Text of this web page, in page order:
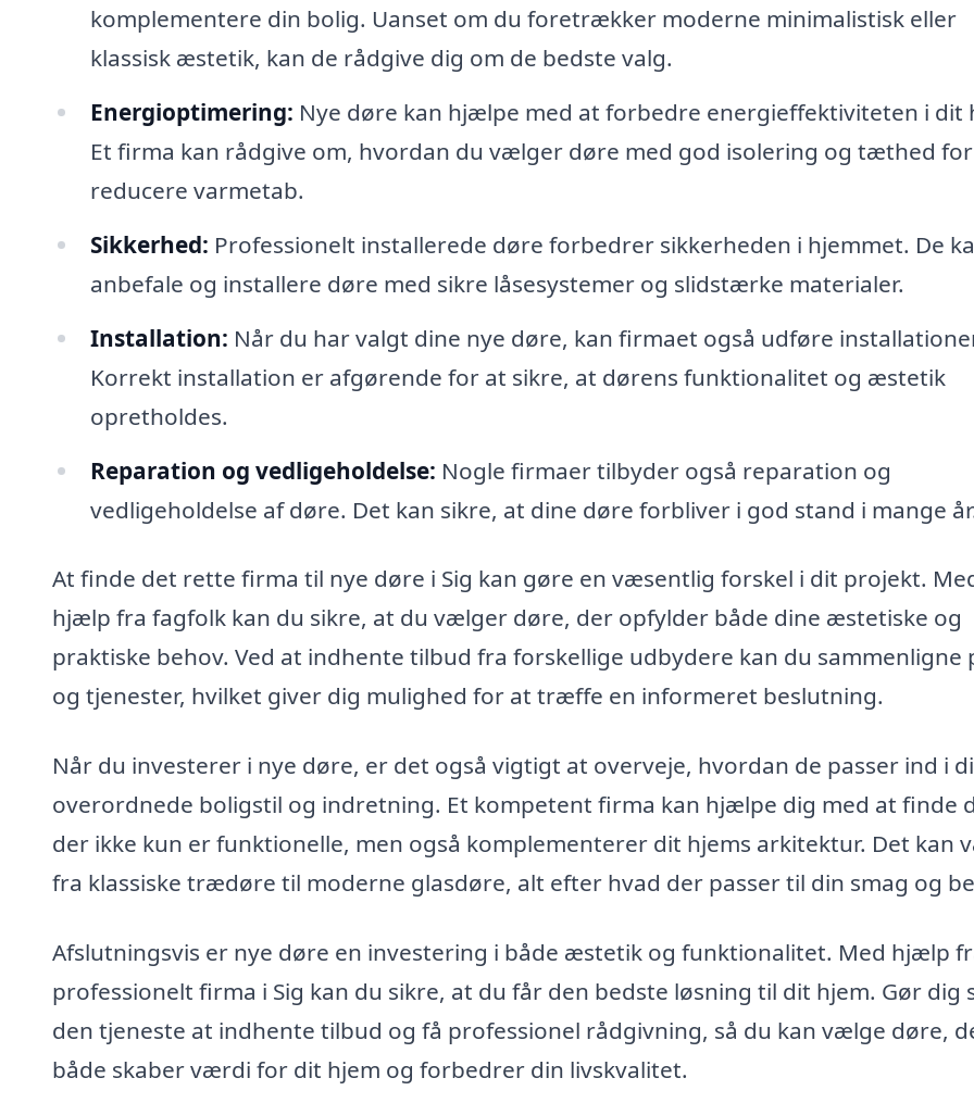
komplementere din bolig. Uanset om du foretrækker moderne minimalistisk eller
klassisk æstetik, kan de rådgive dig om de bedste valg.
Energioptimering: Nye døre kan hjælpe med at forbedre energieffektiviteten i dit
Et firma kan rådgive om, hvordan du vælger døre med god isolering og tæthed
reducere varmetab.
Sikkerhed: Professionelt installerede døre forbedrer sikkerheden i hjemmet. De
anbefale og installere døre med sikre låsesystemer og slidstærke materialer.
Installation: Når du har valgt dine nye døre, kan firmaet også udføre
Korrekt installation er afgørende for at sikre, at dørens funktionalitet og æstetik
opretholdes.
Reparation og vedligeholdelse: Nogle firmaer tilbyder også reparation og
vedligeholdelse af døre. Det kan sikre, at dine døre forbliver i god stand i mange
At finde det rette firma til nye døre i Sig kan gøre en væsentlig forskel i dit projekt.
hjælp fra fagfolk kan du sikre, at du vælger døre, der opfylder både dine æstetiske og
praktiske behov. Ved at indhente tilbud fra forskellige udbydere kan du sammenligne
og tjenester, hvilket giver dig mulighed for at træffe en informeret beslutning.
Når du investerer i nye døre, er det også vigtigt at overveje, hvordan de passer ind i
overordnede boligstil og indretning. Et kompetent firma kan hjælpe dig med at finde
der ikke kun er funktionelle, men også komplementerer dit hjems arkitektur. Det kan
fra klassiske trædøre til moderne glasdøre, alt efter hvad der passer til din smag og
Afslutningsvis er nye døre en investering i både æstetik og funktionalitet. Med hjælp
professionelt firma i Sig kan du sikre, at du får den bedste løsning til dit hjem. Gør dig
den tjeneste at indhente tilbud og få professionel rådgivning, så du kan vælge døre,
både skaber værdi for dit hjem og forbedrer din livskvalitet.